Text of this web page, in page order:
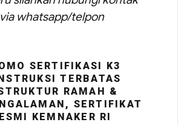
whatsapp/telpon
SERTIFIKASI K3
TERBATAS
RAMAH &
SERTIFIKAT
KEMNAKER RI